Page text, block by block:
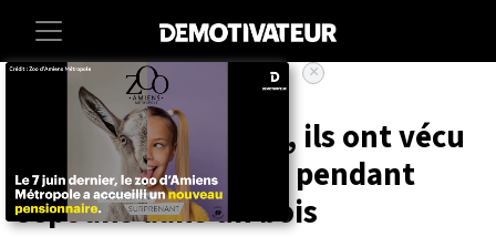
Societe Insolite
Frères abandonnés, ils ont vécu
livrés à eux-mêmes pendant
sept ans dans un bois
×